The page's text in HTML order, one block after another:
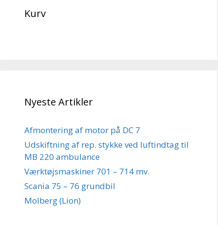
Kurv
Nyeste Artikler
Afmontering af motor på DC 7
Udskiftning af rep. stykke ved luftindtag til
MB 220 ambulance
Værktøjsmaskiner 701 – 714 mv.
Scania 75 – 76 grundbil
Molberg (Lion)